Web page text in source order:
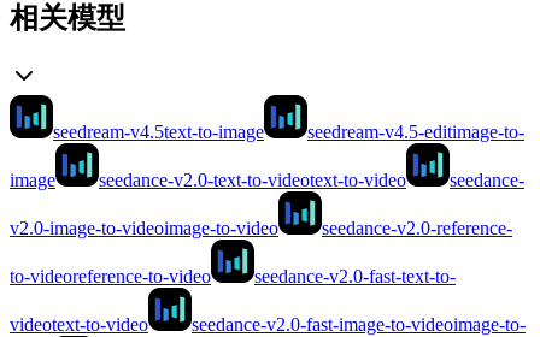
相关模型
seedream-v4.5text-to-image seedream-v4.5-editimage-to-
image seedance-v2.0-text-to-videotext-to-video seedance-
v2.0-image-to-videoimage-to-video seedance-v2.0-reference-
to-videoreference-to-video seedance-v2.0-fast-text-to-
videotext-to-video seedance-v2.0-fast-image-to-videoimage-to-